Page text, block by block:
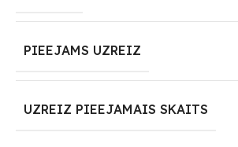
PIEEJAMS UZREIZ
UZREIZ PIEEJAMAIS SKAITS